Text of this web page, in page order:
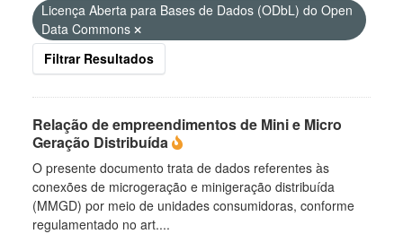
Licença Aberta para Bases de Dados (ODbL) do Open
Data Commons
Filtrar Resultados
Relação de empreendimentos de Mini e Micro
Geração Distribuída
O presente documento trata de dados referentes às
conexões de microgeração e minigeração distribuída
(MMGD) por meio de unidades consumidoras, conforme
regulamentado no art....